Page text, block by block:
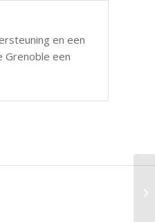
en een
Grenoble een